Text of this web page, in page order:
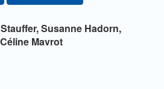
Artikelinhalt
Susanne Hadorn,
Céline Mavrot